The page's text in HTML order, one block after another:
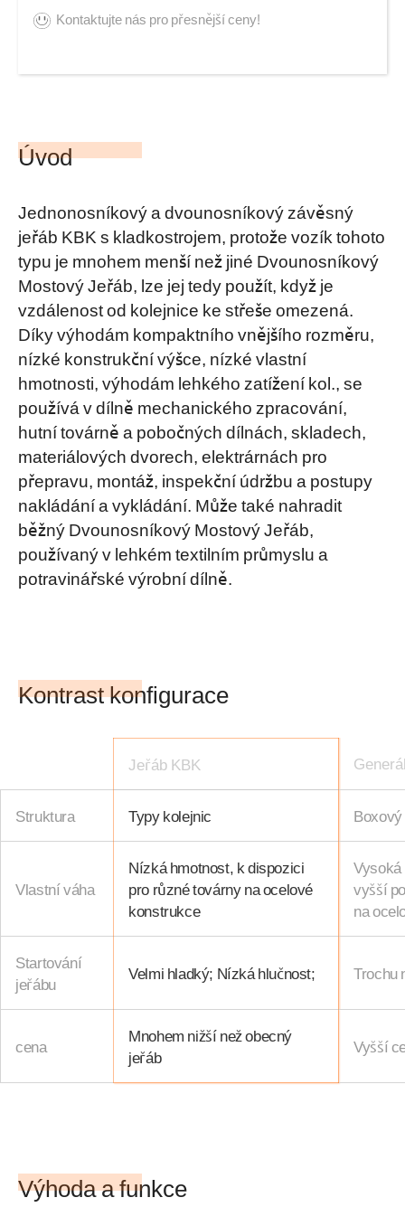
Kontaktujte nás pro přesnější ceny!
Úvod
Jednonosníkový a dvounosníkový závěsný
jeřáb KBK s kladkostrojem, protože vozík tohoto
typu je mnohem menší než jiné Dvounosníkový
Mostový Jeřáb, lze jej tedy použít, když je
vzdálenost od kolejnice ke střeše omezená.
Díky výhodám kompaktního vnějšího rozměru,
nízké konstrukční výšce, nízké vlastní
hmotnosti, výhodám lehkého zatížení kol., se
používá v dílně mechanického zpracování,
hutní továrně a pobočných dílnách, skladech,
materiálových dvorech, elektrárnách pro
přepravu, montáž, inspekční údržbu a postupy
nakládání a vykládání. Může také nahradit
běžný Dvounosníkový Mostový Jeřáb,
používaný v lehkém textilním průmyslu a
potravinářské výrobní dílně.
Kontrast konfigurace
Jeřáb KBK
Struktura Typy kolejnic
Vlastní váha
Nízká hmotnost, k dispozici
pro různé továrny na ocelové
konstrukce
vyšší
na
Startování
jeřábu
Velmi hladký; Nízká hlučnost; Trochu
cena
Mnohem nižší než obecný
jeřáb
Vyšší
Výhoda a funkce